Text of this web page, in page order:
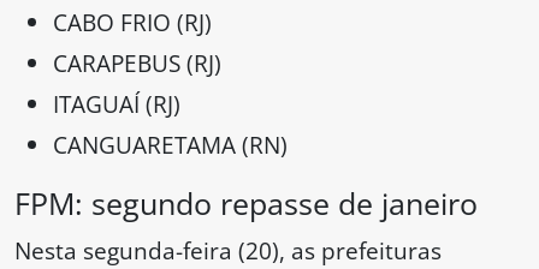
CABO FRIO (RJ)
CARAPEBUS (RJ)
ITAGUAÍ (RJ)
CANGUARETAMA (RN)
FPM: segundo repasse de janeiro
Nesta segunda-feira (20), as prefeituras